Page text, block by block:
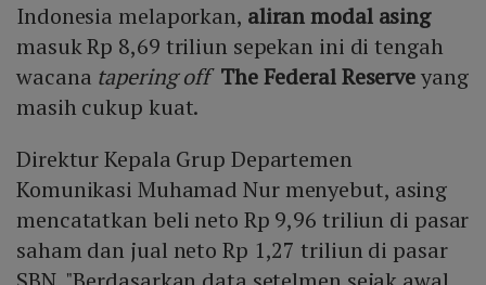
Indonesia melaporkan, aliran modal asing
masuk Rp 8,69 triliun sepekan ini di tengah
wacana tapering off The Federal Reserveyang
masih cukup kuat.
Direktur Kepala Grup Departemen
Komunikasi Muhamad Nur menyebut, asing
mencatatkan beli neto Rp 9,96 triliun di pasar
saham dan jual neto Rp 1,27 triliun di pasar